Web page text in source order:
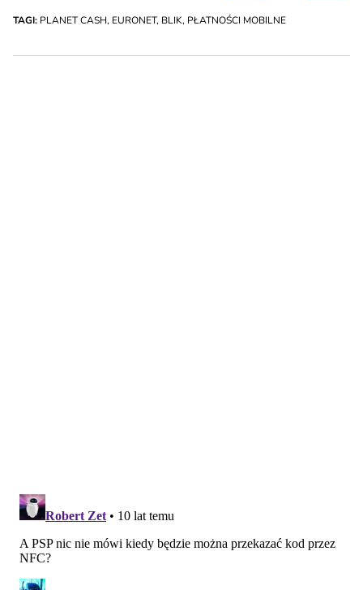
TAGI: PLANET CASH, EURONET, BLIK, PŁATNOŚCI MOBILNE